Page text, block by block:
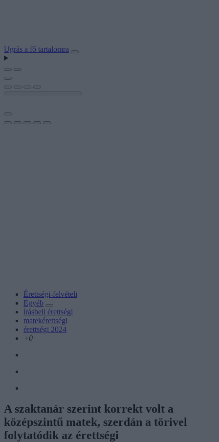
Ugrás a fő tartalomra
Érettségi-felvételi
Egyéb
írásbeli érettségi
matekérettségi
érettségi 2024
+0
A szaktanár szerint korrekt volt a
középszintű matek, szerdán a törivel
folytatódik az érettségi